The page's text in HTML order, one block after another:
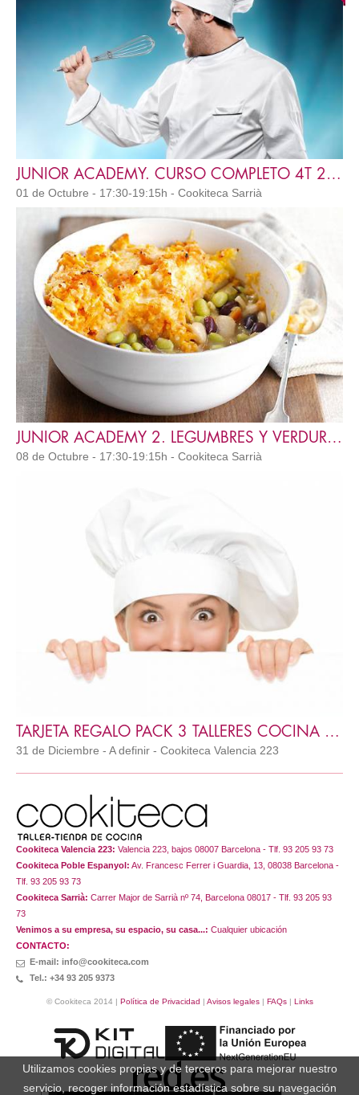
Utilizamos cookies propias y de terceros para mejorar nuestro
servicio, recoger información estadística sobre su navegación
JUNIOR ACADEMY. CURSO COMPLETO 4T 2026
01 de Octubre - 17:30-19:15h - Cookiteca Sarrià
JUNIOR ACADEMY 2. LEGUMBRES Y VERDURAS
08 de Octubre - 17:30-19:15h - Cookiteca Sarrià
TARJETA REGALO PACK 3 TALLERES COCINA Y REPOSTERÍA ADULTOS A3
31 de Diciembre - A definir - Cookiteca Valencia 223
Cookiteca Valencia 223: Valencia 223, bajos 08007 Barcelona - Tlf. 93 205 93 73
Cookiteca Poble Espanyol: Av. Francesc Ferrer i Guardia, 13, 08038 Barcelona -
Tlf. 93 205 93 73
Cookiteca Sarrià: Carrer Major de Sarrià nº 74, Barcelona 08017 - Tlf. 93 205 93
73
Venimos a su empresa, su espacio, su casa...: Cualquier ubicación
CONTACTO:
E-mail: info@cookiteca.com
Tel.: +34 93 205 9373
© Cookiteca 2014 | Política de Privacidad | Avisos legales| FAQs| Links